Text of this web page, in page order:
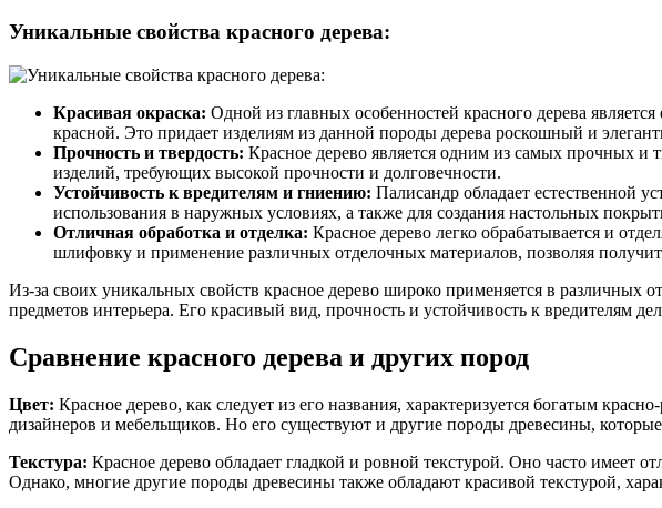
Уникальные свойства красного дерева:
Красивая окраска: Одной из главных особенностей красного дерева
красной. Это придает изделиям из данной породы дерева роскошный и
Прочность и твердость: Красное дерево является одним из самых прочных и
изделий, требующих высокой прочности и долговечности.
Устойчивость к вредителям и гниению: Палисандр обладает естественной
использования в наружных условиях, а также для создания настольных
Отличная обработка и отделка: Красное дерево легко обрабатывается и
шлифовку и применение различных отделочных материалов, позволяя
Из-за своих уникальных свойств красное дерево широко применяется в различных
предметов интерьера. Его красивый вид, прочность и устойчивость к вредителям
Сравнение красного дерева и других пород
Цвет: Красное дерево, как следует из его названия, характеризуется богатым
дизайнеров и мебельщиков. Но его существуют и другие породы древесины,
Текстура: Красное дерево обладает гладкой и ровной текстурой. Оно часто имеет
Однако, многие другие породы древесины также обладают красивой текстурой,